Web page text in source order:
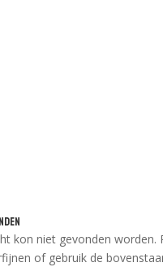
kon niet gevonden worden.
of gebruik de